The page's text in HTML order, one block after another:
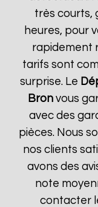
très courts,
heures, pour
rapidement
tarifs sont
surprise. Le
Bronvous
avec des
pièces. Nous
nos clients
avons des
note
contacter